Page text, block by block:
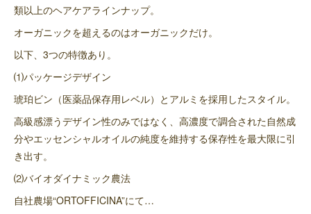
類以上のヘアケアラインナップ。
オーガニックを超えるのはオーガニックだけ。
以下、3つの特徴あり。
⑴パッケージデザイン
琥珀ビン（医薬品保存用レベル）とアルミを採用したスタイル。
高級感漂うデザイン性のみではなく、高濃度で調合された自然成
分やエッセンシャルオイルの純度を維持する保存性を最大限に引
き出す。
⑵バイオダイナミック農法
自社農場“ORTOFFICINA”にて…